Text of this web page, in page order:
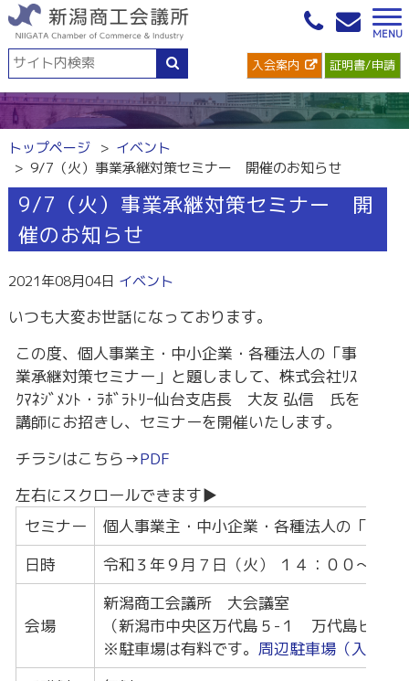
入会案内 証明書/申請
トップページ
イベント
9/7（火）事業承継対策セミナー 開催のお知らせ
9/7（火）事業承継対策セミナー 開
催のお知らせ
2021年08月04日 イベント
いつも大変お世話になっております。
この度、個人事業主・中小企業・各種法人の「事
業承継対策セミナー」と題しまして、株式会社ﾘｽ
ｸﾏﾈｼﾞﾒﾝﾄ・ﾗﾎﾞﾗﾄﾘｰ仙台支店⾧ 大友 弘信 氏を
講師にお招きし、セミナーを開催いたします。
チラシはこちら→PDF
セミナー
個人事業主・中小企業・各種法人の「事業
日時
令和３年９月７日（火） １４：００～１６
会場
新潟商工会議所 大会議室
（新潟市中央区万代島５-１ 万代島ビル７
※駐車場は有料です。 周辺駐車場（入庫１